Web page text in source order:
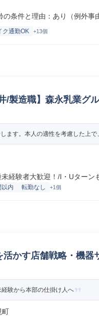
条件と理由：あり（例外事
ク通勤OK +13個
/製造職】森永乳業グ
(食品/飲料/たばこ)
ます。本人の適性を考慮した上
経験者大歓迎！/I・Uターン
内 転勤なし +1個
かす店舗戦略・機器
験から本部の仕掛け人へ
町